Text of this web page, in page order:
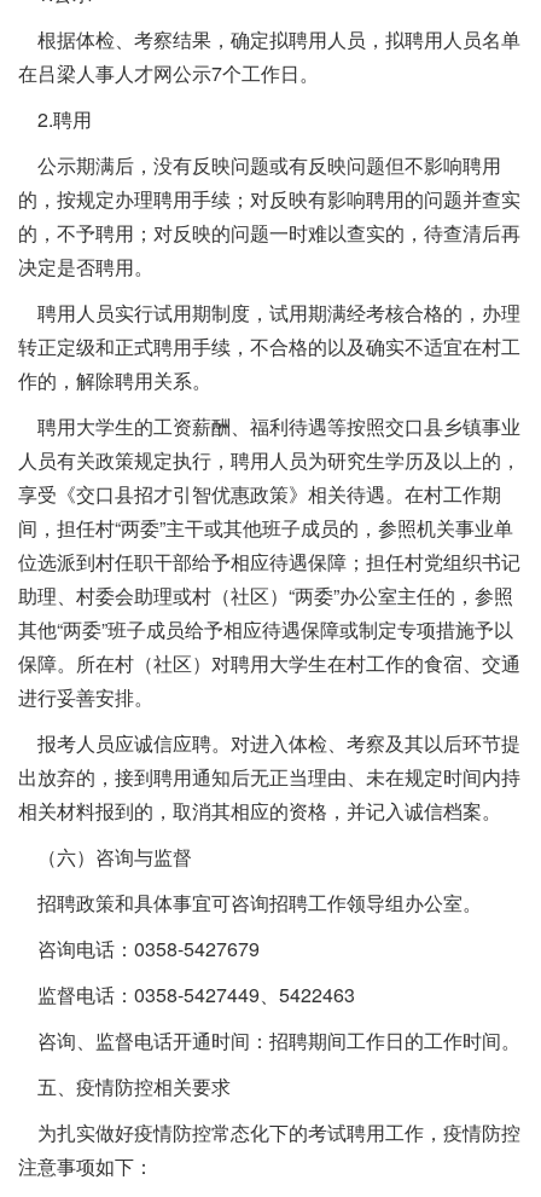
根据体检、考察结果，确定拟聘用人员，拟聘用人员名单
在吕梁人事人才网公示7个工作日。
2.聘用
公示期满后，没有反映问题或有反映问题但不影响聘用
的，按规定办理聘用手续；对反映有影响聘用的问题并查实
的，不予聘用；对反映的问题一时难以查实的，待查清后再
决定是否聘用。
聘用人员实行试用期制度，试用期满经考核合格的，办理
转正定级和正式聘用手续，不合格的以及确实不适宜在村工
作的，解除聘用关系。
聘用大学生的工资薪酬、福利待遇等按照交口县乡镇事业
人员有关政策规定执行，聘用人员为研究生学历及以上的，
享受《交口县招才引智优惠政策》相关待遇。在村工作期
间，担任村“两委”主干或其他班子成员的，参照机关事业单
位选派到村任职干部给予相应待遇保障；担任村党组织书记
助理、村委会助理或村（社区）“两委”办公室主任的，参照
其他“两委”班子成员给予相应待遇保障或制定专项措施予以
保障。所在村（社区）对聘用大学生在村工作的食宿、交通
进行妥善安排。
报考人员应诚信应聘。对进入体检、考察及其以后环节提
出放弃的，接到聘用通知后无正当理由、未在规定时间内持
相关材料报到的，取消其相应的资格，并记入诚信档案。
（六）咨询与监督
招聘政策和具体事宜可咨询招聘工作领导组办公室。
咨询电话：0358-5427679
监督电话：0358-5427449、5422463
咨询、监督电话开通时间：招聘期间工作日的工作时间。
五、疫情防控相关要求
为扎实做好疫情防控常态化下的考试聘用工作，疫情防控
注意事项如下：